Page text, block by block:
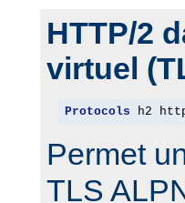
HTTP/2
virtuel
Protocols h2
Permet
TLS